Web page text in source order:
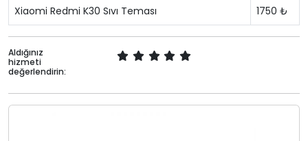
Xiaomi Redmi K30 Sıvı Teması 1750 ₺
Aldığınız
hizmeti
değerlendirin: